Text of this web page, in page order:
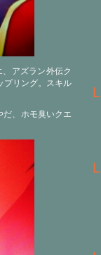
アズラン外伝ク
プリング。スキル
だ、ホモ臭いクエ